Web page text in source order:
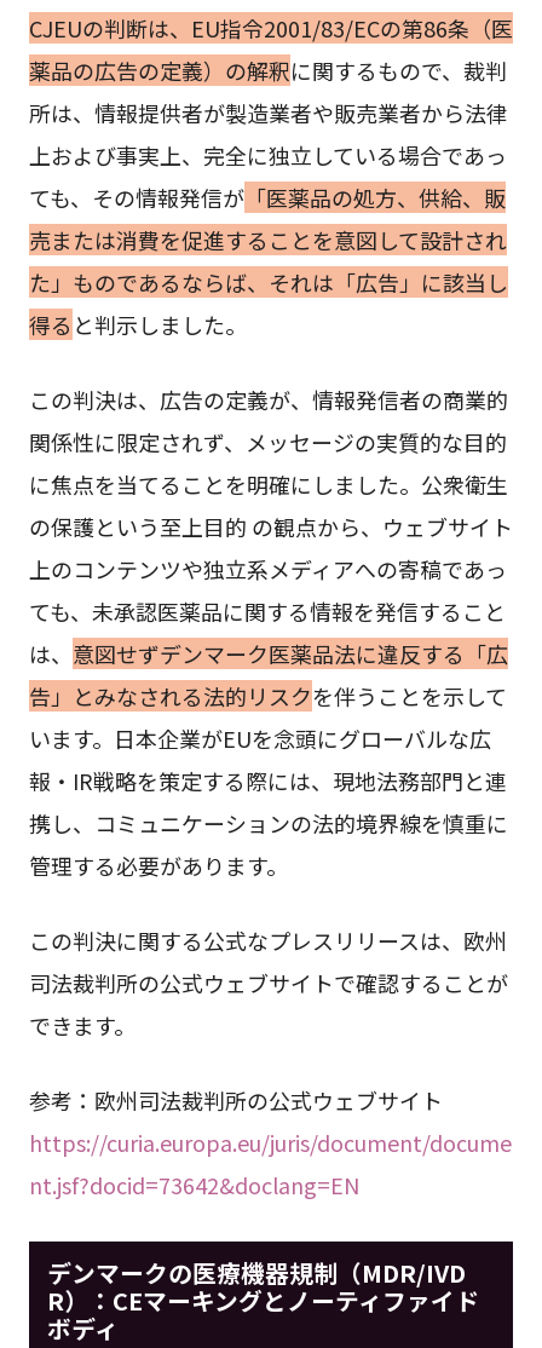
CJEUの判断は、EU指令2001/83/ECの第86条（医
薬品の広告の定義）の解釈に関するもので、裁判
所は、情報提供者が製造業者や販売業者から法律
上および事実上、完全に独立している場合であっ
ても、その情報発信が「医薬品の処方、供給、販
売または消費を促進することを意図して設計され
た」ものであるならば、それは「広告」に該当し
得る と判示しました。
この判決は、広告の定義が、情報発信者の商業的
関係性に限定されず、メッセージの実質的な目的
に焦点を当てることを明確にしました。公衆衛生
の保護という至上目的 の観点から、ウェブサイト
上のコンテンツや独立系メディアへの寄稿であっ
ても、未承認医薬品に関する情報を発信すること
は、 意図せずデンマーク医薬品法に違反する「広
告」とみなされる法的リスクを伴うことを示して
います。日本企業がEUを念頭にグローバルな広
報・IR戦略を策定する際には、現地法務部門と連
携し、コミュニケーションの法的境界線を慎重に
管理する必要があります。
この判決に関する公式なプレスリリースは、欧州
司法裁判所の公式ウェブサイトで確認することが
できます。
参考：欧州司法裁判所の公式ウェブサイト
https://curia.europa.eu/juris/document/docume
nt.jsf?docid=73642&doclang=EN
デンマークの医療機器規制（MDR/IVD
R）：CEマーキングとノーティファイド
ボディ